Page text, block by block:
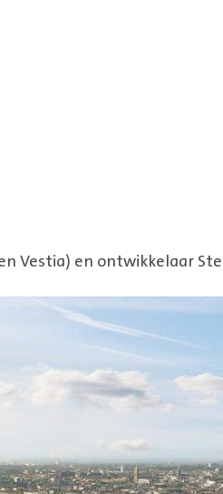
Vestia) en ontwikkelaar